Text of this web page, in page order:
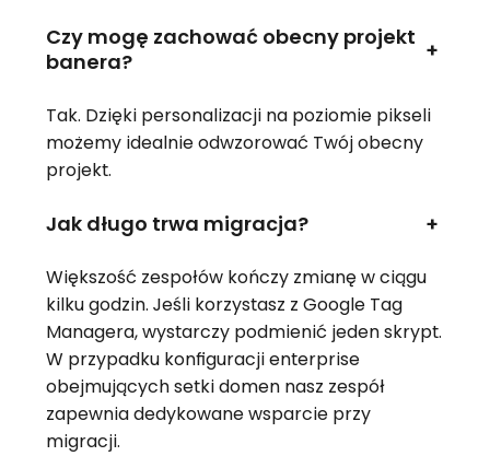
Czy mogę zachować obecny projekt
banera?
+
Tak. Dzięki personalizacji na poziomie pikseli
możemy idealnie odwzorować Twój obecny
projekt.
Jak długo trwa migracja? +
Większość zespołów kończy zmianę w ciągu
kilku godzin. Jeśli korzystasz z Google Tag
Managera, wystarczy podmienić jeden skrypt.
W przypadku konfiguracji enterprise
obejmujących setki domen nasz zespół
zapewnia dedykowane wsparcie przy
migracji.